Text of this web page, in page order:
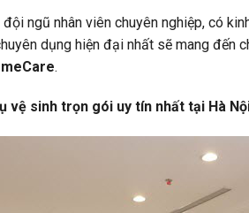
ngũ nhân viên chuyên nghiệp, có
dụng hiện đại nhất sẽ mang đến
.
vệ sinh trọn gói uy tín nhất tại Hà